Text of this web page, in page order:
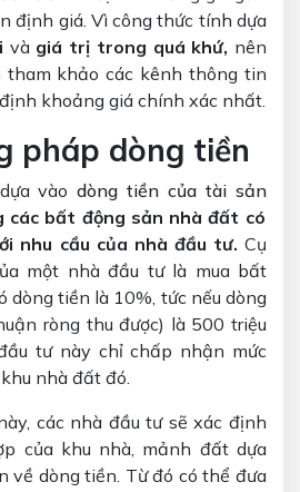
định giá. Vì công thức tính dựa
và giá trị trong quá khứ, nên
tham khảo các kênh thông tin
khoảng giá chính xác nhất.
pháp dòng tiền
vào dòng tiền của tài sản
các bất động sản nhà đất có
nhu cầu của nhà đầu tư. Cụ
một nhà đầu tư là mua bất
dòng tiền là 10%, tức nếu dòng
ròng thu được) là 500 triệu
tư này chỉ chấp nhận mức
nhà đất đó.
các nhà đầu tư sẽ xác định
của khu nhà, mảnh đất dựa
về dòng tiền. Từ đó có thể đưa